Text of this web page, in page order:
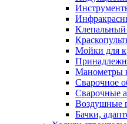
Клепальный
Мойки для
Манометры
Сварочное
Сварочные
Воздушные
Бачки,